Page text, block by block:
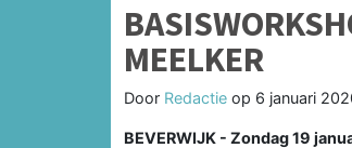
MEELKER
Door Redactie op 6 januari
BEVERWIJK - Zondag 19